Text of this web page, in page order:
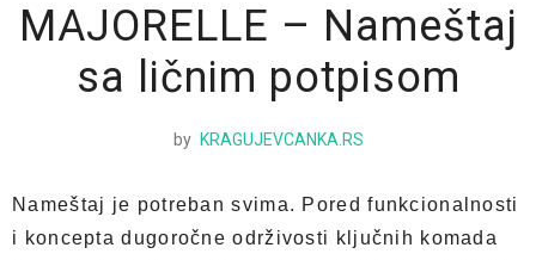
MAJORELLE – Nameštaj
sa ličnim potpisom
by KRAGUJEVCANKA.RS
Nameštaj je potreban svima. Pored funkcionalnosti
i koncepta dugoročne održivosti ključnih komada